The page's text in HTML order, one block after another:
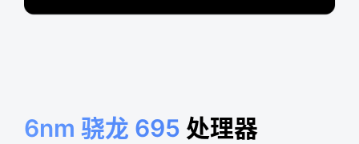
6nm 骁龙 695 处理器